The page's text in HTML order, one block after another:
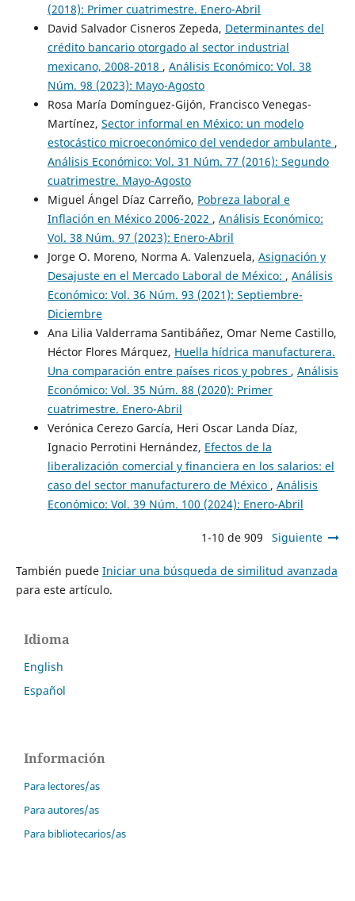
(2018): Primer cuatrimestre. Enero-Abril
David Salvador Cisneros Zepeda, Determinantes del
crédito bancario otorgado al sector industrial
mexicano, 2008-2018 , Análisis Económico: Vol. 38
Núm. 98 (2023): Mayo-Agosto
Rosa María Domínguez-Gijón, Francisco Venegas-
Martínez, Sector informal en México: un modelo
estocástico microeconómico del vendedor ambulante ,
Análisis Económico: Vol. 31 Núm. 77 (2016): Segundo
cuatrimestre. Mayo-Agosto
Miguel Ángel Díaz Carreño, Pobreza laboral e
Inflación en México 2006-2022 , Análisis Económico:
Vol. 38 Núm. 97 (2023): Enero-Abril
Jorge O. Moreno, Norma A. Valenzuela, Asignación y
Desajuste en el Mercado Laboral de México: , Análisis
Económico: Vol. 36 Núm. 93 (2021): Septiembre-
Diciembre
Ana Lilia Valderrama Santibáñez, Omar Neme Castillo,
Héctor Flores Márquez, Huella hídrica manufacturera.
Una comparación entre países ricos y pobres , Análisis
Económico: Vol. 35 Núm. 88 (2020): Primer
cuatrimestre. Enero-Abril
Verónica Cerezo García, Heri Oscar Landa Díaz,
Ignacio Perrotini Hernández, Efectos de la
liberalización comercial y financiera en los salarios: el
caso del sector manufacturero de México , Análisis
Económico: Vol. 39 Núm. 100 (2024): Enero-Abril
1-10 de 909 Siguiente
También puede Iniciar una búsqueda de similitud avanzada
para este artículo.
Idioma
English
Español
Información
Para lectores/as
Para autores/as
Para bibliotecarios/as